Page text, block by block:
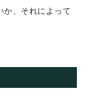
か、それによって